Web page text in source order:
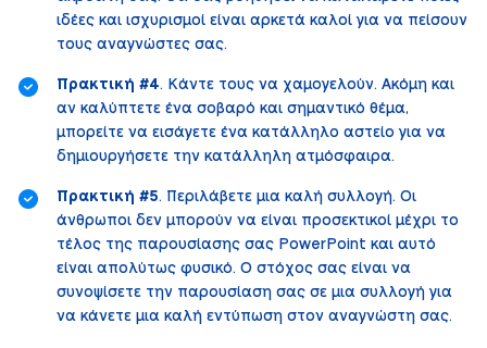
ιδέες και ισχυρισμοί είναι αρκετά καλοί για να πείσουν
τους αναγνώστες σας.
Πρακτική #4. Κάντε τους να χαμογελούν. Ακόμη και
αν καλύπτετε ένα σοβαρό και σημαντικό θέμα,
μπορείτε να εισάγετε ένα κατάλληλο αστείο για να
δημιουργήσετε την κατάλληλη ατμόσφαιρα.
Πρακτική #5. Περιλάβετε μια καλή συλλογή. Οι
άνθρωποι δεν μπορούν να είναι προσεκτικοί μέχρι το
τέλος της παρουσίασης σας PowerPoint και αυτό
είναι απολύτως φυσικό. Ο στόχος σας είναι να
συνοψίσετε την παρουσίαση σας σε μια συλλογή για
να κάνετε μια καλή εντύπωση στον αναγνώστη σας.